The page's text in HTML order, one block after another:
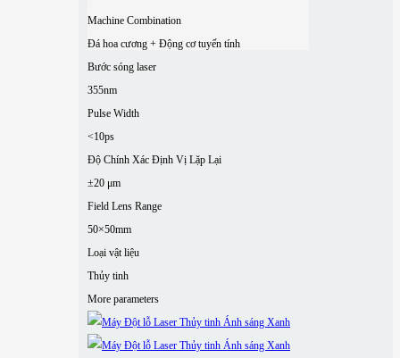
Machine Combination
Đá hoa cương + Động cơ tuyến tính
Bước sóng laser
355nm
Pulse Width
<10ps
Độ Chính Xác Định Vị Lặp Lại
±20 μm
Field Lens Range
50×50mm
Loại vật liệu
Thủy tinh
More parameters